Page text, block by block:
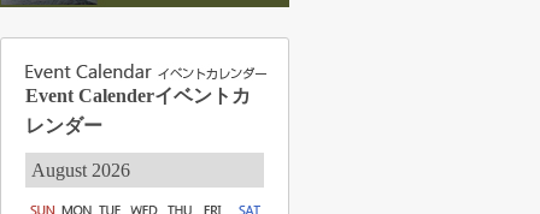
Event Calenderイベントカ
レンダー
August 2026